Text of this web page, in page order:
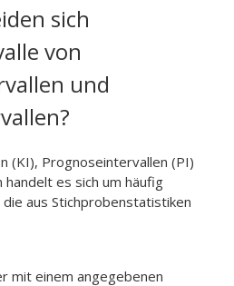
sich
von
und
(KI), Prognoseintervallen (PI)
es sich um häufig
aus Stichprobenstatistiken
mit einem angegebenen